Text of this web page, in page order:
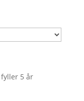
5 år